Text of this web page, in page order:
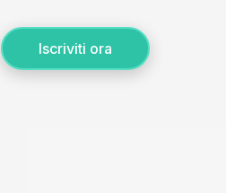
Iscriviti ora